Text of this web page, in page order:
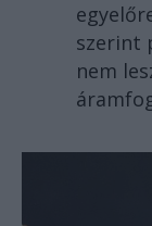
szerint
nem